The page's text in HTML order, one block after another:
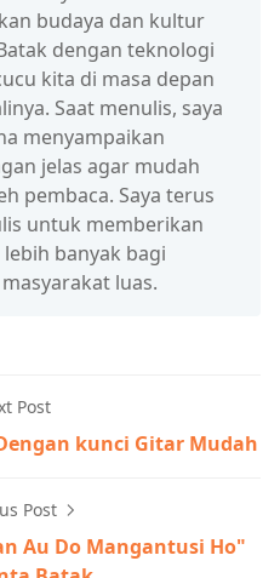
budaya dan kultur
dengan teknologi
kita di masa depan
Saat menulis, saya
menyampaikan
jelas agar mudah
pembaca. Saya terus
untuk memberikan
banyak bagi
luas.
Post
kunci Gitar Mudah
Post
Au Do Mangantusi Ho"